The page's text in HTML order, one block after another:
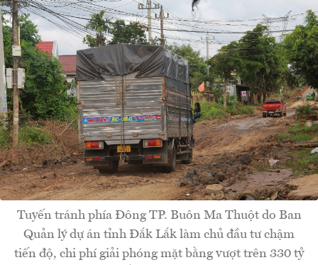
Tuyến tránh phía Đông TP. Buôn Ma Thuột do Ban
Quản lý dự án tỉnh Đắk Lắk làm chủ đầu tư chậm
tiến độ, chi phí giải phóng mặt bằng vượt trên 330 tỷ